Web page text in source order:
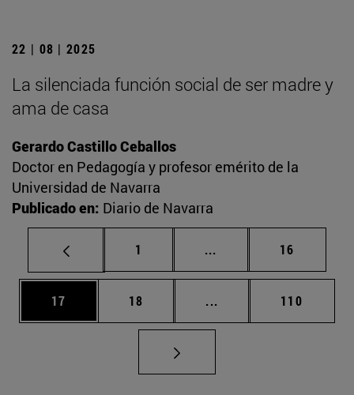
22 | 08 | 2025
La silenciada función social de ser madre y
ama de casa
Gerardo Castillo Ceballos
Doctor en Pedagogía y profesor emérito de la
Universidad de Navarra
Publicado en: Diario de Navarra
Página
1 ... Páginas intermedias
Página
16
Página
17 Página
18 ... Páginas intermedias
Página
110